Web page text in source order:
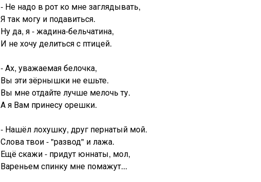
- Не надо в рот ко мне заглядывать,
Я так могу и подавиться.
Ну да, я - жадина-бельчатина,
И не хочу делиться с птицей.
- Ах, уважаемая белочка,
Вы эти зёpнышки не ешьте.
Вы мне отдайте лучше мелoчь ту.
А я Вам принесу орешки.
- Нашёл лохушку, друг пернатый мой.
Слова твои - "развод" и лажа.
Ещё скажи - придут юннаты, мол,
Вареньем спинку мне помажут...